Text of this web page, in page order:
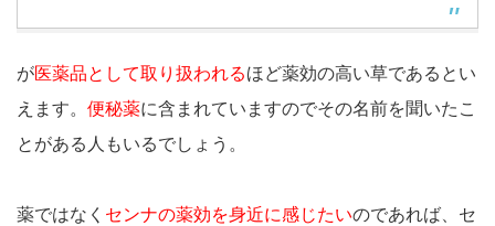
が医薬品として取り扱われるほど薬効の高い草であるとい
えます。 便秘薬に含まれていますのでその名前を聞いたこ
とがある人もいるでしょう。
薬ではなく センナの薬効を身近に感じたいのであれば、セ